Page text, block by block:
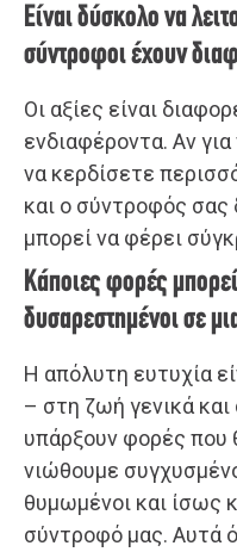
Είναι δύσκολο να
σύντροφοι έχουν
Οι αξίες είναι
ενδιαφέροντα. Αν
να κερδίσετε
και ο σύντροφός σας
μπορεί να φέρει
Κάποιες φορές
δυσαρεστημένοι σε
Η απόλυτη ευτυχία
– στη ζωή γενικά και
υπάρξουν φορές που
νιώθουμε
θυμωμένοι και ίσως
σύντροφό μας. Αυτά